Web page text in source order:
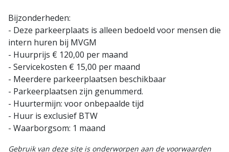
Bijzonderheden:
- Deze parkeerplaats is alleen bedoeld voor mensen die
intern huren bij MVGM
- Huurprijs € 120,00 per maand
- Servicekosten € 15,00 per maand
- Meerdere parkeerplaatsen beschikbaar
- Parkeerplaatsen zijn genummerd.
- Huurtermijn: voor onbepaalde tijd
- Huur is exclusief BTW
- Waarborgsom: 1 maand
Gebruik van deze site is onderworpen aan de voorwaarden